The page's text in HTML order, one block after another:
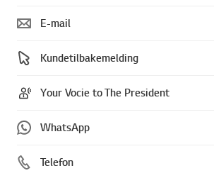
E-mail
Kundetilbakemelding
Your Vocie to The President
WhatsApp
Telefon